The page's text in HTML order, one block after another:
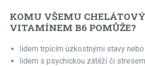
KOMU VŠEMU
VITAMÍNEM B6 POMŮŽE?
lidem trpícím úzkostnými stavy nebo
lidem s psychickou zátěží či stresem